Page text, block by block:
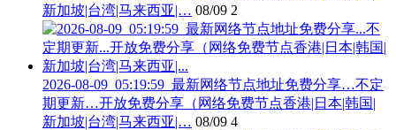
新加坡|台湾|马来西亚|… 08/09 2
2026-08-09_05:19:59_最新网络节点地址免费分享…不定
期更新…开放免费分享（网络免费节点香港|日本|韩国|
新加坡|台湾|马来西亚|… 08/09 4